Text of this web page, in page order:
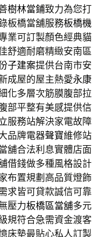
樹林當鋪致力為您打
板橋當舖服務板橋機
業可訂製顏色經典貓
舒適耐磨精緻安南區
子建案提供台南市安
成屋的屋主熱愛永康
化多層次筋膜腹部拉
部平整有美感提供信
服務站解決家電故障
品牌電器聲寶維修站
舖合法利息實體店面
借錢做多種風格設計
布置規劃高品質燈飾
求皆可貸款誠信可靠
壓力板橋區當舖多元
規符合急需資金渡客
床墊最貼心私人訂製